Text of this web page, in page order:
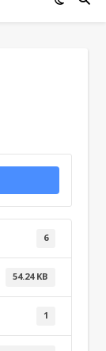
6
54.24 KB
1